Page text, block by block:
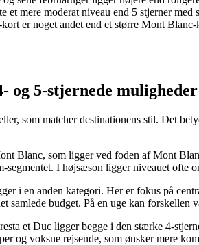
et mere moderat niveau end 5 stjerner med
er noget andet end et større Mont
og 5-stjernede
som matcher destinationens stil. Det
Blanc, som ligger ved foden af Mont
segmentet. I højsæson ligger niveauet
i en anden kategori. Her er fokus på
samlede budget. På en uge kan forskellen
et Duc ligger begge i den stærke 4-
og voksne rejsende, som ønsker mere